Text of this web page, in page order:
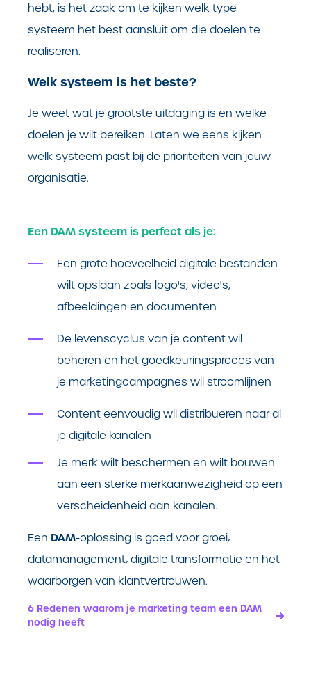
hebt, is het zaak om te kijken welk type
systeem het best aansluit om die doelen te
realiseren.
Welk systeem is het beste?
Je weet wat je grootste uitdaging is en welke
doelen je wilt bereiken. Laten we eens kijken
welk systeem past bij de prioriteiten van jouw
organisatie.
Een DAM systeem is perfect als je:
Een grote hoeveelheid digitale bestanden
wilt opslaan zoals logo's, video's,
afbeeldingen en documenten
De levenscyclus van je content wil
beheren en het goedkeuringsproces van
je marketingcampagnes wil stroomlijnen
Content eenvoudig wil distribueren naar al
je digitale kanalen
Je merk wilt beschermen en wilt bouwen
aan een sterke merkaanwezigheid op een
verscheidenheid aan kanalen.
Een DAM-oplossing is goed voor groei,
datamanagement, digitale transformatie en het
waarborgen van klantvertrouwen.
6 Redenen waarom je marketing team een DAM
nodig heeft